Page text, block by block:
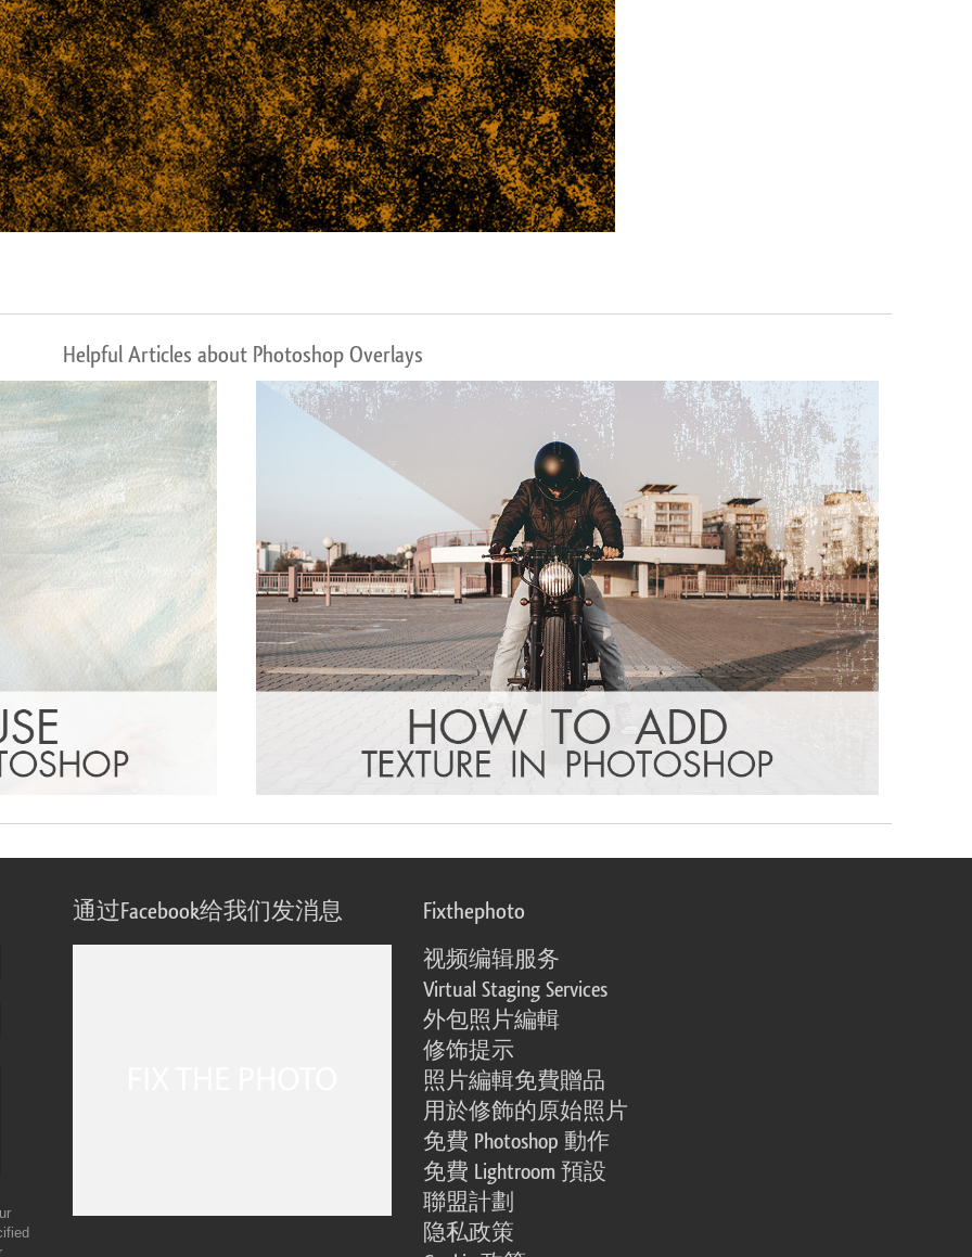
Helpful Articles about Photoshop Overlays
通过Facebook给我们发消息 Fixthephoto
视频编辑服务
Virtual Staging Services
外包照片編輯
修饰提示
照片編輯免費贈品
用於修飾的原始照片
免費 Photoshop 動作
免費 Lightroom 預設
聯盟計劃
隐私政策